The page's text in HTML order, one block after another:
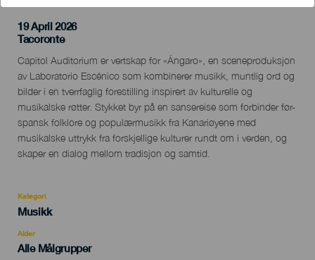
19 April 2026
Localidad
Tacoronte
Descripción
del
evento
Capitol Auditorium er vertskap for «Ángaro», en sceneproduksjon
av Laboratorio Escénico som kombinerer musikk, muntlig ord og
bilder i en tverrfaglig forestilling inspirert av kulturelle og
musikalske røtter. Stykket byr på en sansereise som forbinder før-
spansk folklore og populærmusikk fra Kanariøyene med
musikalske uttrykk fra forskjellige kulturer rundt om i verden, og
skaper en dialog mellom tradisjon og samtid.
Kategori
Categoría
evento
Musikk
Alder
Edad
Alle Målgrupper